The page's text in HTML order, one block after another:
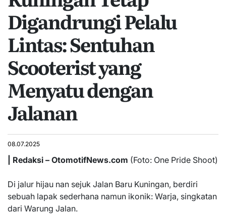
Digandrungi Pelalu
Lintas: Sentuhan
Scooterist yang
Menyatu dengan
Jalanan
08.07.2025
| Redaksi – OtomotifNews.com (Foto: One Pride Shoot)
Di jalur hijau nan sejuk Jalan Baru Kuningan, berdiri
sebuah lapak sederhana namun ikonik: Warja, singkatan
dari Warung Jalan.